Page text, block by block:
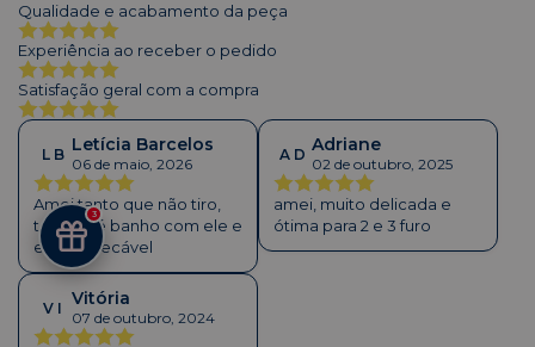
Qualidade e acabamento da peça
Experiência ao receber o pedido
Satisfação geral com a compra
L B Letícia Barcelos
06 de maio, 2026
Amei tanto que não tiro,
tomo até banho com ele e
está impecável
V I Vitória
07 de outubro, 2024
A D Adriane
02 de outubro, 2025
amei, muito delicada e
ótima para 2 e 3 furo
3